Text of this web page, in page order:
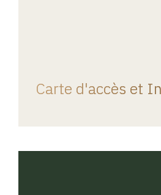
Carte d'accès et